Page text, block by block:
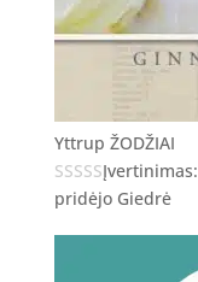
Yttrup ŽODŽIAI
Įvertinimas:
pridėjo Giedrė